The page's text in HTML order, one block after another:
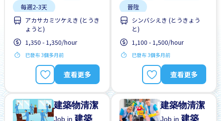
每週2-3天
無經驗要求
靠近車站
アカサカミツケえき (とうき
ょうと)
1,350 - 1,350/hour
已發布 3個多月前
查看更多
晉陞
有機會被錄取全職工作
每週2-3天
無經驗要求
シンバシえき (とうきょう
と)
1,100 - 1,500/hour
已發布 3個多月前
查看更多
建築物清潔
Job in 建築
建築物清潔
Job in 建築